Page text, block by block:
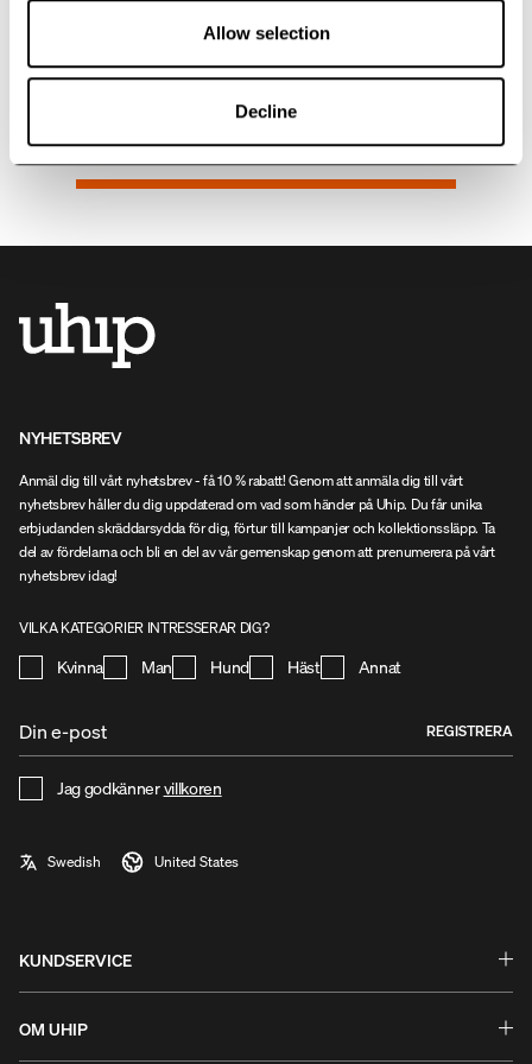
Allow selection
Decline
logotyp framtill. Det justerbara
för alla, vilket gör kepsen lämplig
säkerställer god luftcirkulation
under varma dagar.
logotyp framtill. Det justerbara
för alla, vilket gör kepsen lämplig
för både kvinnor och män. De
integrerade ventilationshålen
säkerställer god luftcirkulation
under varma dagar.
25 USD
18av18produkter
NYHETSBREV
Anmäl dig till vårt nyhetsbrev - få 10 % rabatt! Genom att anmäla dig till vårt
nyhetsbrev håller du dig uppdaterad om vad som händer på Uhip. Du får unika
erbjudanden skräddarsydda för dig, förtur till kampanjer och kollektionssläpp. Ta
del av fördelarna och bli en del av vår gemenskap genom att prenumerera på vårt
nyhetsbrev idag!
VILKA KATEGORIER INTRESSERAR DIG?
Kvinna Man Hund Häst Annat
REGISTRERA
Jag godkännervillkoren
KUNDSERVICE
Frågor & Svar
Byten & Returer
OM UHIP